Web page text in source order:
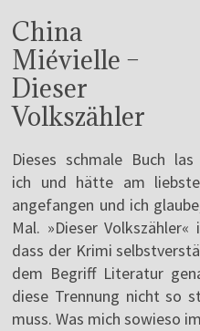
China
Miévielle –
Dieser
Volkszähler
Dieses schmale Buch las
ich und hätte am
angefangen und ich
Mal. »Dieser
dass der Krimi
dem Begriff Literatur
diese Trennung nicht so
muss. Was mich sowieso